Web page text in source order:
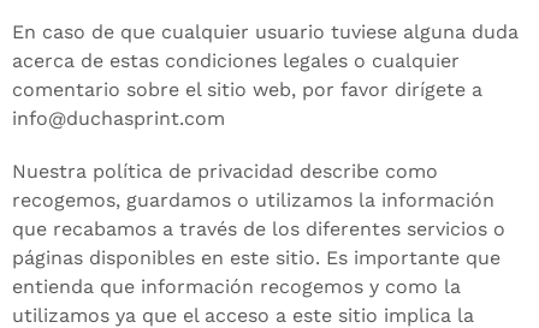
En caso de que cualquier usuario tuviese alguna duda
acerca de estas condiciones legales o cualquier
comentario sobre el sitio web, por favor dirígete a
info@duchasprint.com
Nuestra política de privacidad describe como
recogemos, guardamos o utilizamos la información
que recabamos a través de los diferentes servicios o
páginas disponibles en este sitio. Es importante que
entienda que información recogemos y como la
utilizamos ya que el acceso a este sitio implica la